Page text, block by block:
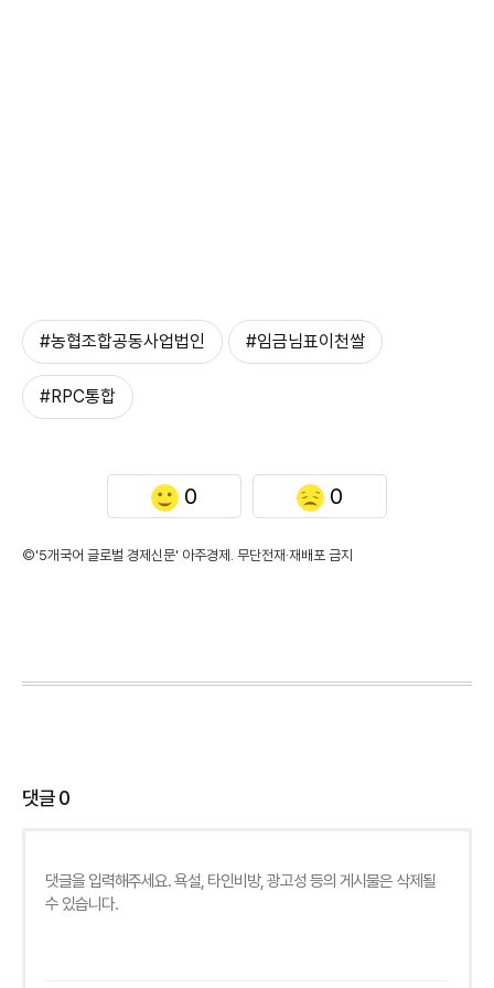
#농협조합공동사업법인 #임금님표이천쌀
#RPC통합
0 0
©'5개국어 글로벌 경제신문' 아주경제. 무단전재·재배포 금지
댓글0